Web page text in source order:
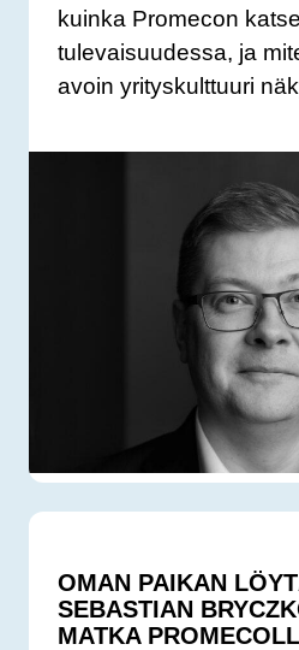
kuinka Promecon
tulevaisuudessa, ja
avoin yrityskulttuuri
OMAN PAIKAN
SEBASTIAN
MATKA